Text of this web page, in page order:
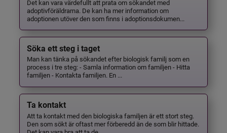
Det kan vara värdefullt att prata om sökandet med
adoptivföräldrarna. De kan ha mer information om
adoptionen utöver den som finns i adoptionsdokumen...
Söka ett steg i taget
Man kan tänka på sökandet efter biologisk familj som en
process i tre steg: - Samla information om familjen - Hitta
familjen - Kontakta familjen. En ...
Ta kontakt
Att ta kontakt med den biologiska familjen är ett stort steg.
Den som sökt är oftast mer förberedd än de som blir hittade.